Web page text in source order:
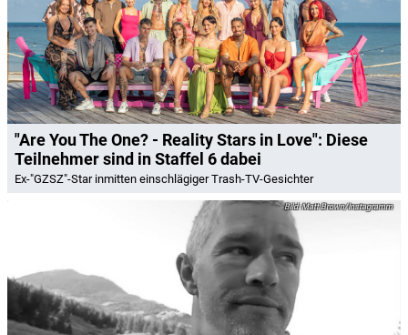
"Are You The One? - Reality Stars in Love": Diese
Teilnehmer sind in Staffel 6 dabei
Ex-"GZSZ"-Star inmitten einschlägiger Trash-TV-Gesichter
Matt Brown/Instagramm